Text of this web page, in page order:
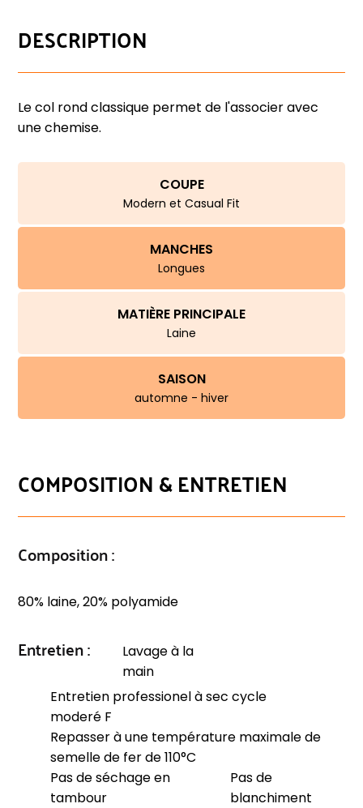
DESCRIPTION
Le col rond classique permet de l'associer avec
une chemise.
COUPE
Modern et Casual Fit
MANCHES
Longues
MATIÈRE PRINCIPALE
Laine
SAISON
automne - hiver
COMPOSITION & ENTRETIEN
Composition :
80% laine, 20% polyamide
Entretien :
Lavage à la
main
Entretien professionel à sec cycle
moderé F
Repasser à une température maximale de
semelle de fer de 110°C
Pas de séchage en
tambour
Pas de
blanchiment